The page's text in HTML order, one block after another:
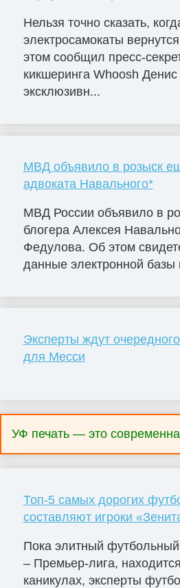
Нельзя точно сказать,
электросамокаты
этом сообщил пресс-
кикшеринга Whoosh
эксклюзивн...
МВД объявило в розыск
адвоката Навального*
МВД России объявило в
блогера Алексея
Федулова. Об этом
данные электронной базы
Эксперты ждут
для Месси
УФ печать — это
Топ-5 самых дорогих
составляют игроки
Пока элитный
– Премьер-лига,
каникулах, эксперты